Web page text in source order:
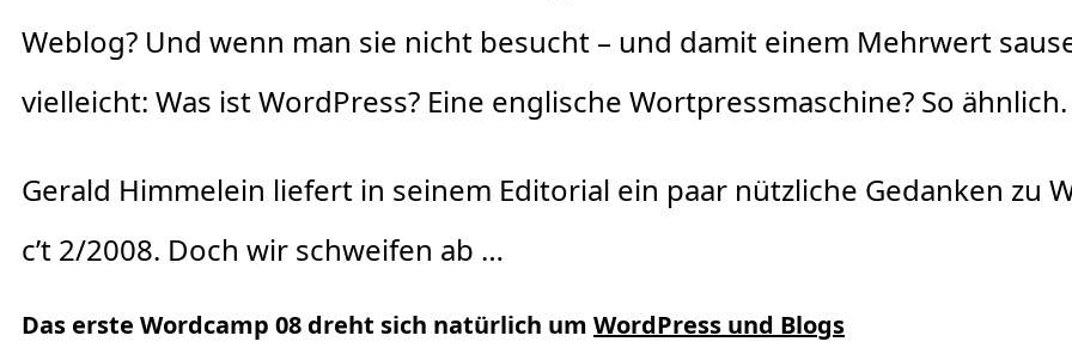
Weblog? Und wenn man sie nicht besucht – und damit einem Mehrwert
vielleicht: Was ist WordPress? Eine englische Wortpressmaschine? So ähnlich.
Gerald Himmelein liefert in seinem Editorial ein paar nützliche Gedanken zu
c’t 2/2008. Doch wir schweifen ab …
Das erste Wordcamp 08 dreht sich natürlich um WordPress und Blogs